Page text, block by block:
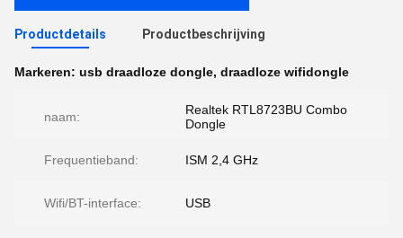
Productdetails Productbeschrijving
Markeren: usb draadloze dongle, draadloze wifidongle
naam:
Realtek RTL8723BU Combo
Dongle
Frequentieband: ISM 2,4 GHz
Wifi/BT-interface: USB